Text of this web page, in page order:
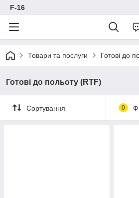
F-16
Товари та послуги Готові до
Готові до польоту (RTF)
Сортування 0